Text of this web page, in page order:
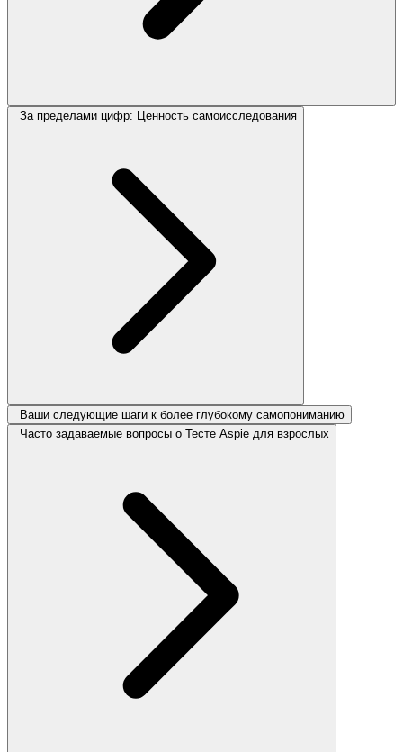
За пределами цифр: Ценность самоисследования
Ваши следующие шаги к более глубокому самопониманию
Часто задаваемые вопросы о Тесте Aspie для взрослых